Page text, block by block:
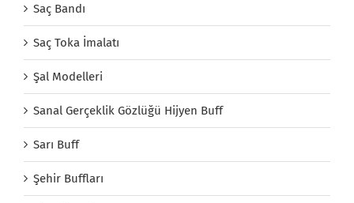
Saç Bandı
Saç Toka İmalatı
Şal Modelleri
Sanal Gerçeklik Gözlüğü Hijyen Buff
Sarı Buff
Şehir Buffları